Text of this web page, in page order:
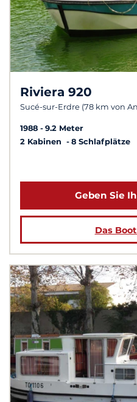
Riviera 920
Sucé-sur-Erdre (78 km von
1988
9.2 Meter
2 Kabinen
8 Schlafplätze
Geben Sie
Das